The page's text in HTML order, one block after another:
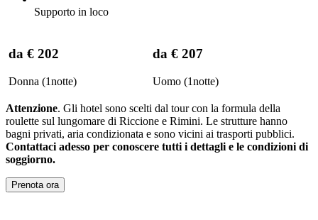
Supporto in loco
da€ 202
Donna (1notte)
da€ 207
Uomo (1notte)
Attenzione. Gli hotel sono scelti dal tour con la formula della
roulette sul lungomare di Riccione e Rimini. Le strutture hanno
bagni privati, aria condizionata e sono vicini ai trasporti pubblici.
Contattaci adesso per conoscere tutti i dettagli e le condizioni di
soggiorno.
Prenota ora